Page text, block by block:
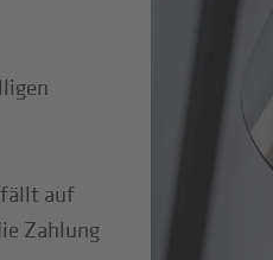
fällt auf
Zahlung